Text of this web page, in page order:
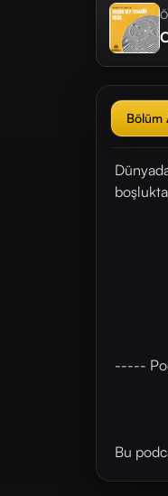
Bölüm
-----
Bu